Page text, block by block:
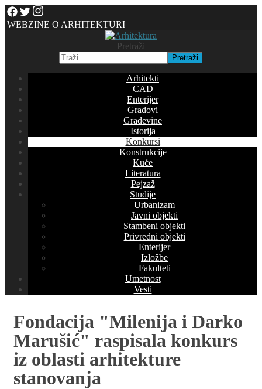
WEBZINE O ARHITEKTURI
Pretraži
Pretraži
Arhitekti
CAD
Enterijer
Gradovi
Građevine
Istorija
Konkursi
Konstrukcije
Kuće
Literatura
Pejzaž
Studije
Urbanizam
Javni objekti
Stambeni objekti
Privredni objekti
Enterijer
Izložbe
Fakulteti
Umetnost
Vesti
Fondacija "Milenija i Darko
Marušić" raspisala konkurs
iz oblasti arhitekture
stanovanja